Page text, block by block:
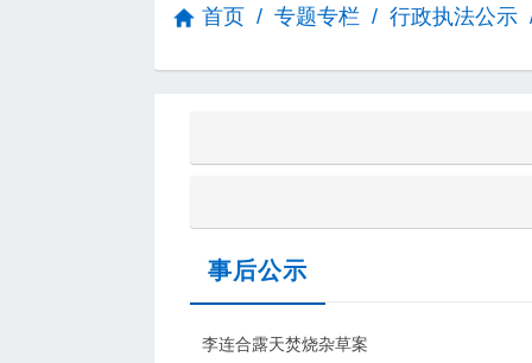
首页 / 专题专栏 / 行政执法公示
事后公示
李连合露天焚烧杂草案